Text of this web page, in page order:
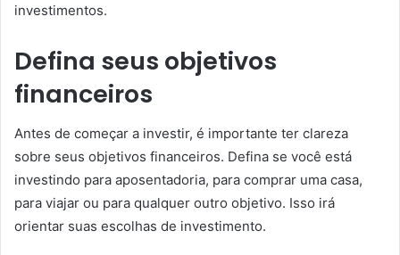
investimentos.
Defina seus objetivos
financeiros
Antes de começar a investir, é importante ter clareza
sobre seus objetivos financeiros. Defina se você está
investindo para aposentadoria, para comprar uma casa,
para viajar ou para qualquer outro objetivo. Isso irá
orientar suas escolhas de investimento.